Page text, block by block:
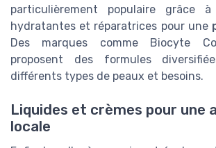
particulièrement populaire grâce
hydratantes et réparatrices pour une
Des marques comme Biocyte
proposent des formules
différents types de peaux et besoins.
Liquides et crèmes pour une
locale